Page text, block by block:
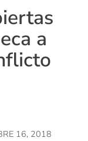
a
16, 2018